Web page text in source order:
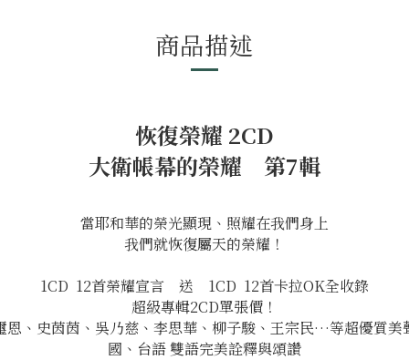
商品描述
恢復榮耀 2CD
大衛帳幕的榮耀 第7輯
當耶和華的榮光顯現、照耀在我們身上
我們就恢復屬天的榮耀！
1CD 12首榮耀宣言 送 1CD 12首卡拉OK全收錄
超級專輯2CD單張價！
恩、史茵茵、吳乃慈、李思華、柳子駿、王宗民…等超優質美
國、台語 雙語完美詮釋與頌讚